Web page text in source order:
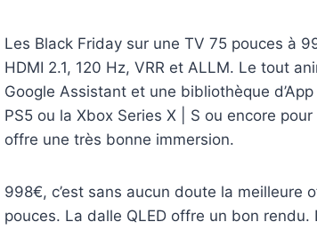
Les Black Friday sur une TV 75 pouces à
HDMI 2.1, 120 Hz, VRR et ALLM. Le tout
Google Assistant et une bibliothèque
PS5 ou la Xbox Series X | S ou encore
offre une très bonne immersion.
998€, c’est sans aucun doute la meilleure
pouces. La dalle QLED offre un bon